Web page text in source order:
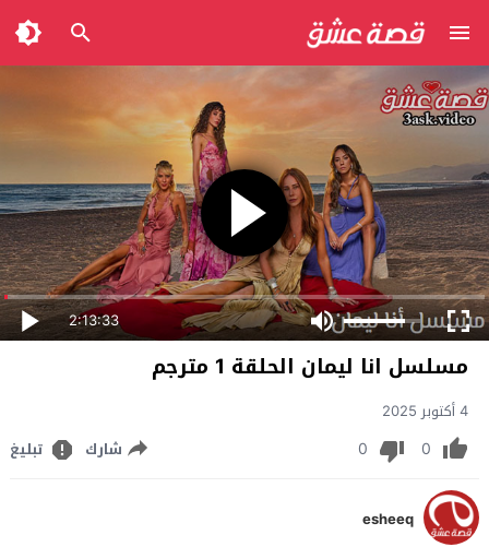
2:13:33
مسلسل انا ليمان الحلقة 1 مترجم
4 أكتوبر 2025
0
0 شارك تبليغ
esheeq